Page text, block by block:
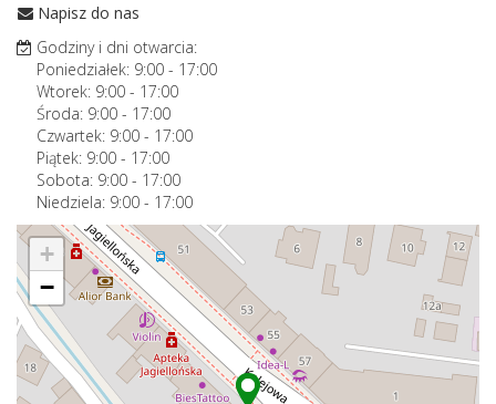
Napisz do nas
Godziny i dni otwarcia:
Poniedziałek: 9:00 - 17:00
Wtorek: 9:00 - 17:00
Środa: 9:00 - 17:00
Czwartek: 9:00 - 17:00
Piątek: 9:00 - 17:00
Sobota: 9:00 - 17:00
Niedziela: 9:00 - 17:00
+
−